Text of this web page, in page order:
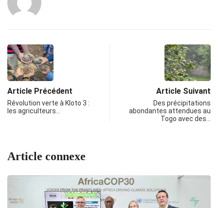
Article Précédent
Révolution verte à Kloto 3 :
les agriculteurs…
Article Suivant
Des précipitations
abondantes attendues au
Togo avec des…
Article connexe